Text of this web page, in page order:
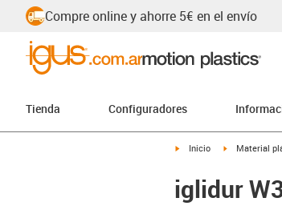
Compre online y ahorre 5€ en el envío
Tienda Configuradores
igus-icon-arrow-right
Inicio igus-icon-
Material
iglidur